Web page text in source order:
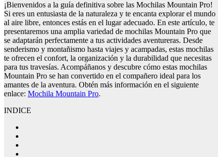
¡Bienvenidos a la guía definitiva sobre las Mochilas Mountain Pro!
Si eres un entusiasta de la naturaleza y te encanta explorar el mundo
al aire libre, entonces estás en el lugar adecuado. En este artículo, te
presentaremos una amplia variedad de mochilas Mountain Pro que
se adaptarán perfectamente a tus actividades aventureras. Desde
senderismo y montañismo hasta viajes y acampadas, estas mochilas
te ofrecen el confort, la organización y la durabilidad que necesitas
para tus travesías. Acompáñanos y descubre cómo estas mochilas
Mountain Pro se han convertido en el compañero ideal para los
amantes de la aventura. Obtén más información en el siguiente
enlace: Mochila Mountain Pro.
INDICE